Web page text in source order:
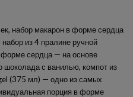
набор макарон в форме сердца
из 4 пралине ручной
сердца — на основе
шоколада с ванилью, компот из
(375 мл) — одно из самых
порция в форме